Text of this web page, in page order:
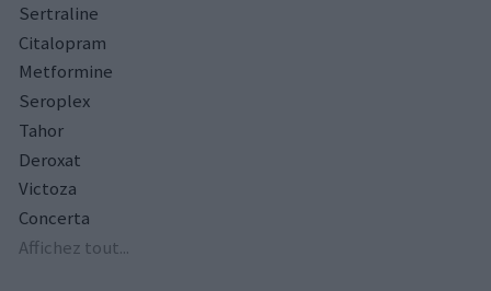
Sertraline
Citalopram
Metformine
Seroplex
Tahor
Deroxat
Victoza
Concerta
Affichez tout...